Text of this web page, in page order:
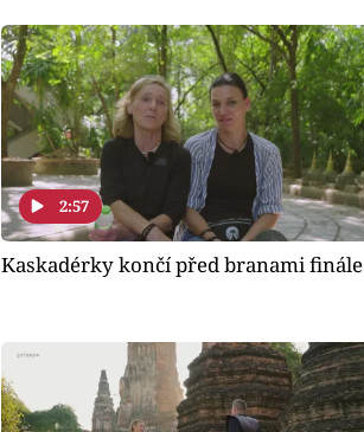
2:57
Kaskadérky končí před branami finále